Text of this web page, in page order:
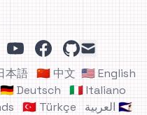
mail
github
facebook
🇺🇸 English
🇨🇳 中文
本語
🇮🇹 Italiano
🇩🇪 Deutsch
🇸🇦 العربية
🇹🇷 Türkçe